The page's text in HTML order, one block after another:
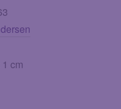
cm